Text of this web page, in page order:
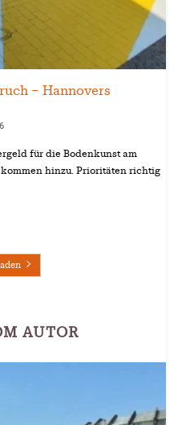
– Hannovers
für die Bodenkunst am
hinzu. Prioritäten richtig
AUTOR